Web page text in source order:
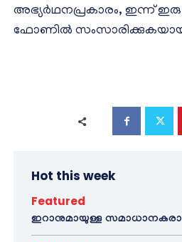
അഭ്യർഥനപ്രകാരം, ഇന്ന് ഇരു
ഫോണിൽ
Hot this week
Featured
ഇറാനുമായുള്ള സമാധാനകരാർ